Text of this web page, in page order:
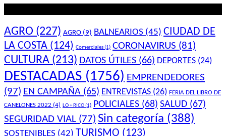
AGRO (227) AGRO (9) BALNEARIOS (45) CIUDAD DE
LA COSTA (124) Comerciales(1) CORONAVIRUS (81)
CULTURA (213) DATOS ÚTILES (66) DEPORTES (24)
DESTACADAS (1756) EMPRENDEDORES
(97) EN CAMPAÑA (65) ENTREVISTAS (26) FERIA DEL LIBRO DE
CANELONES 2022 (4) LO + RICO(1) POLICIALES (68) SALUD (67)
SEGURIDAD VIAL (77) Sin categoría (388)
SOSTENIBLES (42) TURISMO (123)